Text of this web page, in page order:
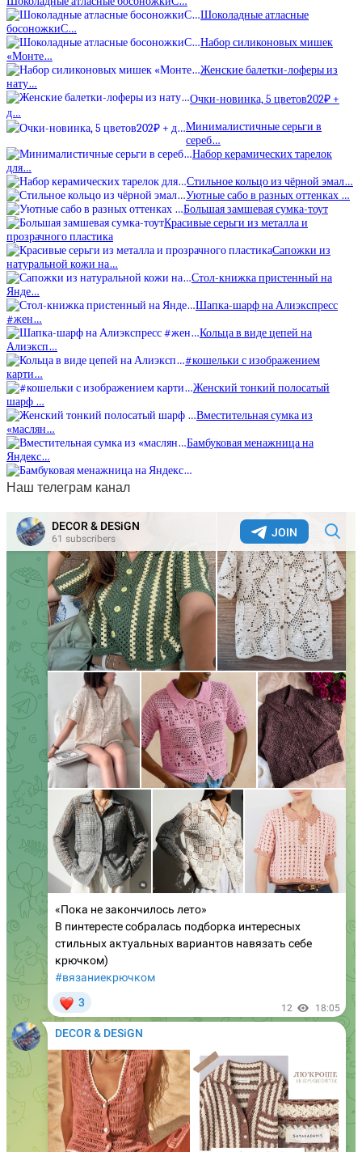
Шоколадные атласные
босоножкиС…
Набор силиконовых мишек
«Монте…
Женские балетки-лоферы из
нату…
Очки-новинка, 5 цветов202₽ +
д…
Минималистичные серьги в
сереб…
Набор керамических тарелок
для…
Стильное кольцо из чёрной эмал…
Уютные сабо в разных оттенках …
Большая замшевая сумка-тоут
Красивые серьги из металла и
прозрачного пластика
Сапожки из
натуральной кожи на…
Стол-книжка пристенный на
Янде…
Шапка-шарф на Алиэкспресс
#жен…
Кольца в виде цепей на
Алиэксп…
#кошельки с изображением
карти…
Женский тонкий полосатый
шарф …
Вместительная сумка из
«маслян…
Бамбуковая менажница на
Яндекс…
Наш телеграм канал